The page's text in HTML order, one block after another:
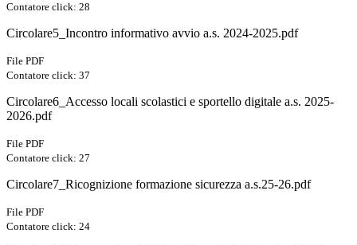
Contatore click: 28
Circolare5_Incontro informativo avvio a.s. 2024-2025.pdf
File PDF
Contatore click: 37
Circolare6_Accesso locali scolastici e sportello digitale a.s. 2025-
2026.pdf
File PDF
Contatore click: 27
Circolare7_Ricognizione formazione sicurezza a.s.25-26.pdf
File PDF
Contatore click: 24